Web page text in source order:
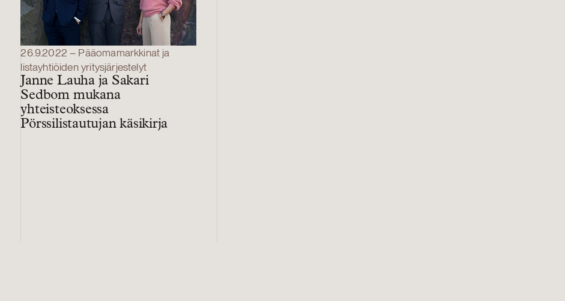
26.9.2022 – Pääomamarkkinat ja
listayhtiöiden yritysjärjestelyt
Janne Lauha ja Sakari
Sedbom mukana
yhteisteoksessa
Pörssilistautujan käsikirja